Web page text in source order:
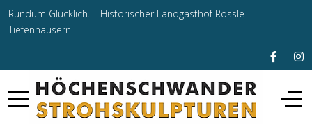
Rundum Glücklich. | Historischer Landgasthof Rössle
Tiefenhäusern